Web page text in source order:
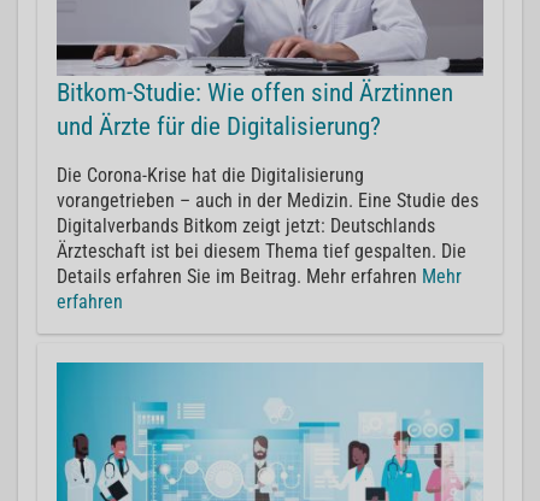
Bitkom-Studie: Wie offen sind Ärztinnen
und Ärzte für die Digitalisierung?
Die Corona-Krise hat die Digitalisierung
vorangetrieben – auch in der Medizin. Eine Studie des
Digitalverbands Bitkom zeigt jetzt: Deutschlands
Ärzteschaft ist bei diesem Thema tief gespalten. Die
Details erfahren Sie im Beitrag. Mehr erfahren Mehr
erfahren